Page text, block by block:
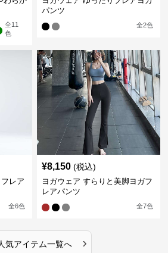
全11
色
パンツ
全2色
レア
全6色
¥8,150 (税込)
ヨガウェア すらりと美脚ヨガフ
レアパンツ
全7色
気アイテム一覧へ ›